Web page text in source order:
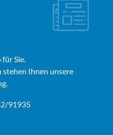
Sie.
stehen Ihnen unsere
91935